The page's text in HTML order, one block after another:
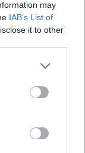
may
IAB’s List of
it to other
Facture
the
it, I